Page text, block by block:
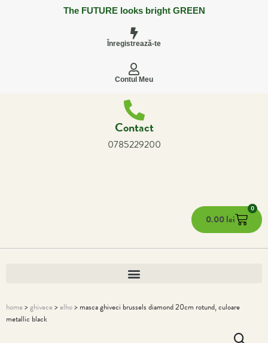
The FUTURE looks bright GREEN
Înregistrează-te
Contul Meu
Contact
0785229200
0.00lei
0
home>ghivece>elho> masca ghiveci brussels diamond 20cm rotund, culoare
metallic black